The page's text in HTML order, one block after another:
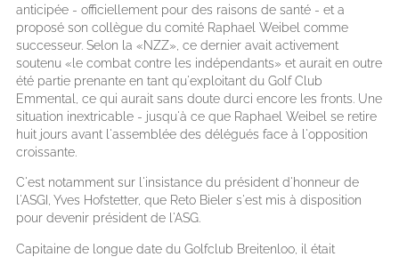
anticipée - officiellement pour des raisons de santé - et a
proposé son collègue du comité Raphael Weibel comme
successeur. Selon la «NZZ», ce dernier avait activement
soutenu «le combat contre les indépendants» et aurait en outre
été partie prenante en tant qu'exploitant du Golf Club
Emmental, ce qui aurait sans doute durci encore les fronts. Une
situation inextricable - jusqu'à ce que Raphael Weibel se retire
huit jours avant l'assemblée des délégués face à l'opposition
croissante.
C'est notamment sur l'insistance du président d'honneur de
l'ASGI, Yves Hofstetter, que Reto Bieler s'est mis à disposition
pour devenir président de l'ASG.
Capitaine de longue date du Golfclub Breitenloo, il était